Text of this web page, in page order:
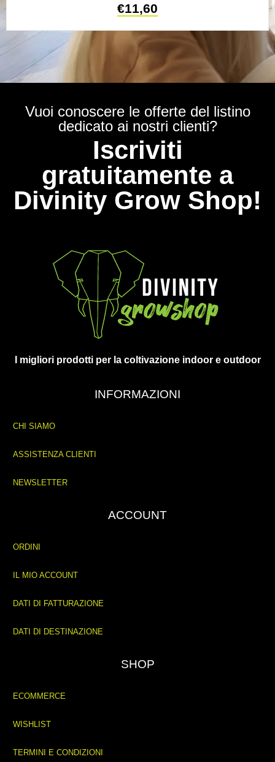
€11,60
Vuoi conoscere le offerte del listino
dedicato ai nostri clienti?
Iscriviti
gratuitamente a
Divinity Grow Shop!
I migliori prodotti per la coltivazione indoor e outdoor
INFORMAZIONI
CHI SIAMO
ASSISTENZA CLIENTI
NEWSLETTER
ACCOUNT
ORDINI
IL MIO ACCOUNT
DATI DI FATTURAZIONE
DATI DI DESTINAZIONE
SHOP
ECOMMERCE
WISHLIST
TERMINI E CONDIZIONI